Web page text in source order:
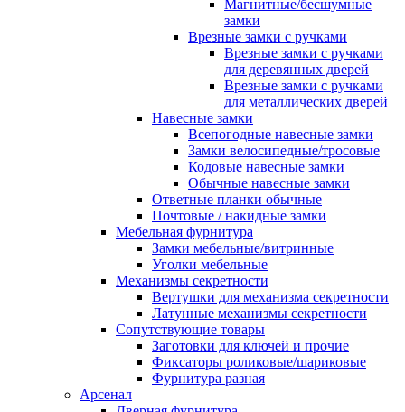
Магнитные/бесшумные
замки
Врезные замки с ручками
Врезные замки с ручками
для деревянных дверей
Врезные замки с ручками
для металлических дверей
Навесные замки
Всепогодные навесные замки
Замки велосипедные/тросовые
Кодовые навесные замки
Обычные навесные замки
Ответные планки обычные
Почтовые / накидные замки
Мебельная фурнитура
Замки мебельные/витринные
Уголки мебельные
Механизмы секретности
Вертушки для механизма секретности
Латунные механизмы секретности
Сопутствующие товары
Заготовки для ключей и прочие
Фиксаторы роликовые/шариковые
Фурнитура разная
Арсенал